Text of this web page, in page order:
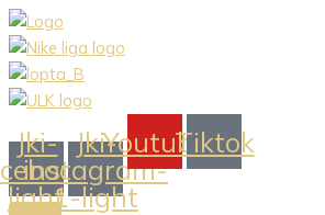
Preskočiť
na
obsah
Jki-
light
Jki-
instagram-
1-light
YoutubeTiktok